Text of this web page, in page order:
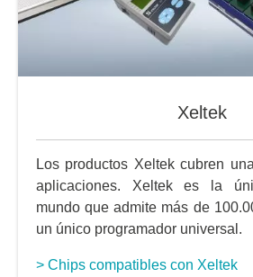
Xeltek
Los productos Xeltek cubren
aplicaciones. Xeltek es la
mundo que admite más de
un único programador universal.
> Chips compatibles con Xeltek